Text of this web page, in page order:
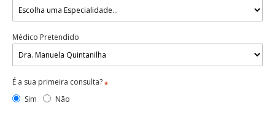
Médico Pretendido
É a sua primeira consulta? *
Sim Não